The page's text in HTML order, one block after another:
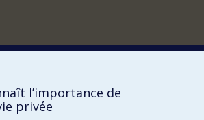
Département?
l’importance de
privée